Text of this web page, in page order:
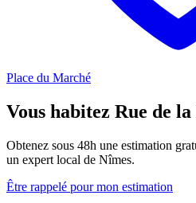
Place du Marché
Vous habitez Rue de
Obtenez sous 48h une estimation
un expert local de Nîmes.
Être rappelé pour mon estimation